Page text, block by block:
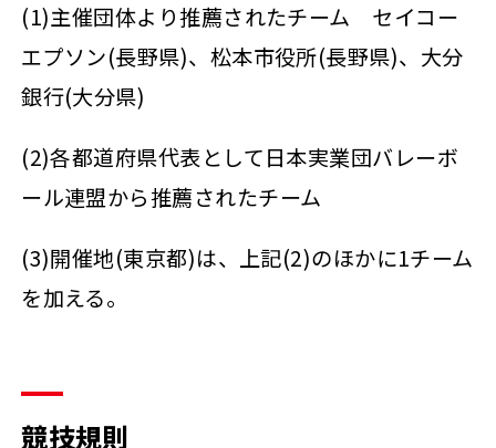
(1)主催団体より推薦されたチーム セイコー
エプソン(長野県)、松本市役所(長野県)、大分
銀行(大分県)
(2)各都道府県代表として日本実業団バレーボ
ール連盟から推薦されたチーム
(3)開催地(東京都)は、上記(2)のほかに1チーム
を加える。
競技規則